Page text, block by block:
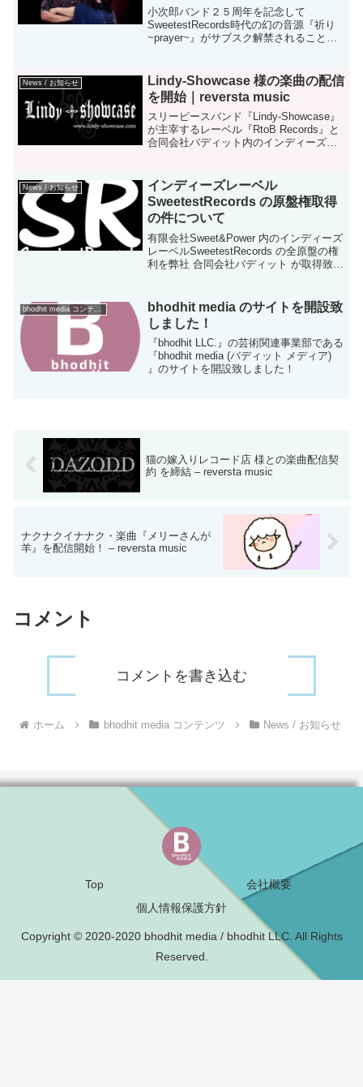
小次郎バンド２５周年を記念して
SweetestRecords時代の幻の音源『祈り
~prayer~』がサブスク解禁されることと
News / お知らせ
Lindy-Showcase 様の楽曲の配信
を開始｜reversta music
スリーピースバンド『Lindy-Showcase』
が主宰するレーベル『RtoB Records』と
合同会社バディット内のインディーズレ
ウンロード販売及びサブスクリプション
配信を開始。
News / お知らせ
インディーズレーベル
SweetestRecords の原盤権取得
の件について
有限会社Sweet&Power 内のインディーズ
レーベルSweetestRecords の全原盤の権
利を弊社 合同会社バディット が取得致し
しております。そして、新しい...
bhodhit media のサイトを開設致
しました！
『bhodhit LLC.』の芸術関連事業部である
『bhodhit media (バディット メディア)
』のサイトを開設致しました！
猫の嫁入りレコード店 様との楽曲配信契
約 を締結 – reversta music
ナクナクイナナク・楽曲『メリーさんが
羊』を配信開始！ – reversta music
コメント
コメントを書き込む
ホーム bhodhit media コンテンツ News / お知らせ
Top
会社概要
個人情報保護方針
Copyright © 2020-2020 bhodhit media / bhodhit LLC. All Rights
Reserved.